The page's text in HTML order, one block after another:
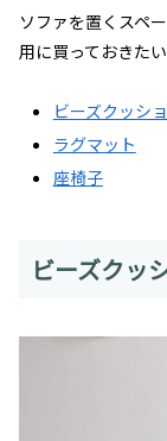
ソファを置くスペ
用に買っておきた
ビーズクッシ
ラグマット
座椅子
ビーズクッ